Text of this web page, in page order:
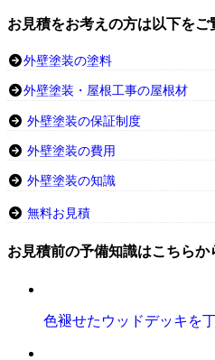
お見積をお考えの方は以下をご
外壁塗装の塗料
外壁塗装・屋根工事の屋根材
外壁塗装の保証制度
外壁塗装の費用
外壁塗装の知識
無料お見積
お見積前の予備知識はこちらか
色褪せたウッドデッキを